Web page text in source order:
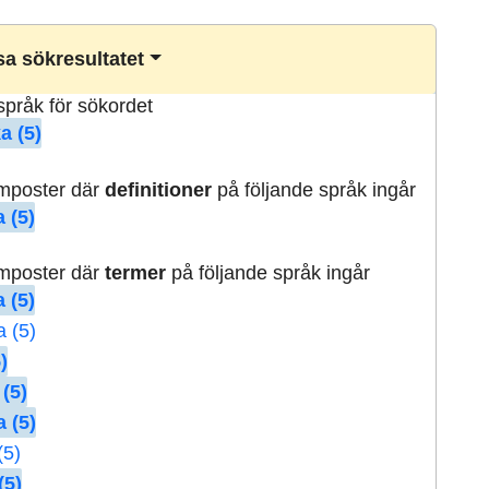
sökresultatet
för sökordet
(5)
därdefinitioner på följande språk ingår
(5)
därtermer på följande språk ingår
(5)
(5)
(5)